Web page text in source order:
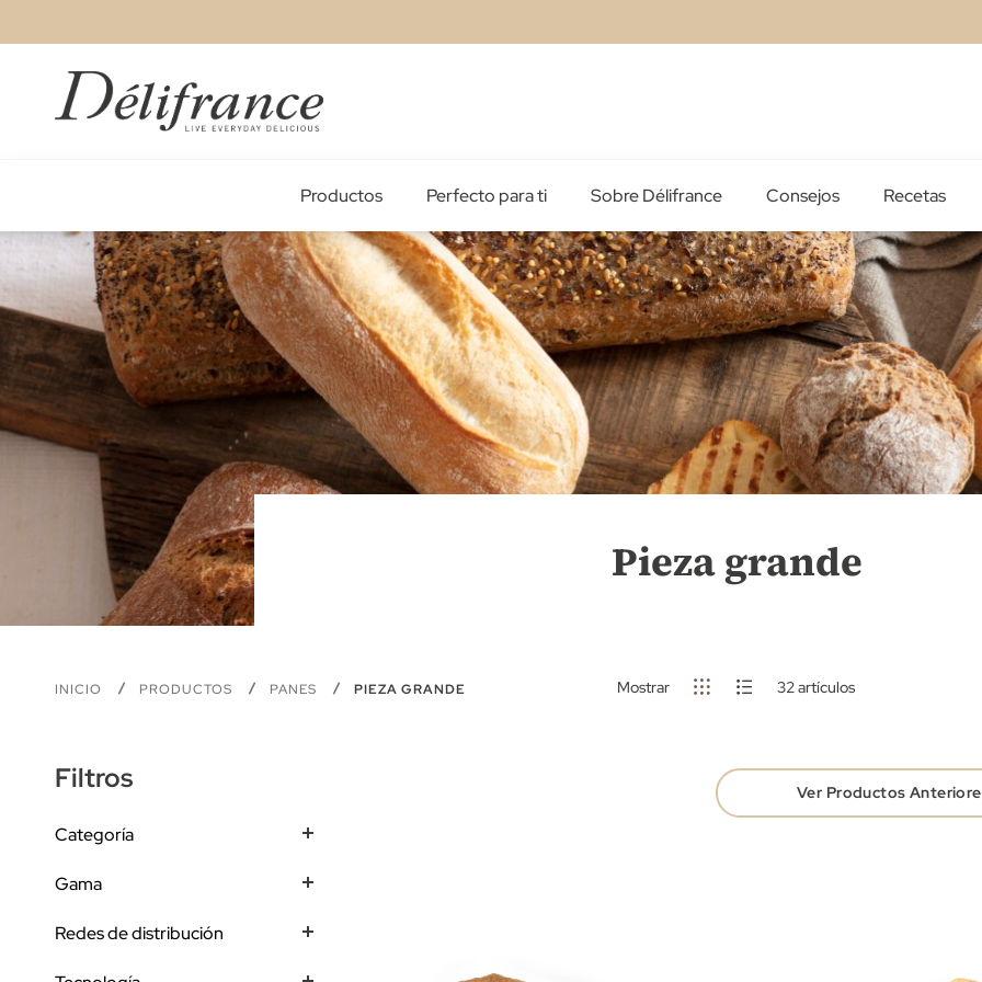
al
contenido
Productos Perfecto para ti Sobre Délifrance Consejos Recetas
Pieza grande
INICIO PRODUCTOS PANES PIEZA GRANDE Mostrar 32artículos
Ver Productos
Filtros
Categoría
Gama
Redes de distribución